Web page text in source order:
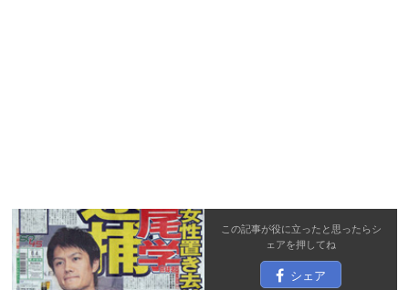
この記事が役に立ったと思ったらシ
ェアを押してね
シェア